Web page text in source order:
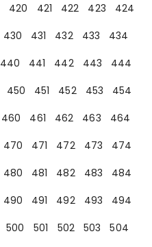
420 421 422 423
424
430 431 432 433
434
440 441 442 443
444
450 451 452 453
454
460 461 462 463
464
470 471 472 473
474
480 481 482 483
484
490 491 492 493
494
500 501 502 503
504